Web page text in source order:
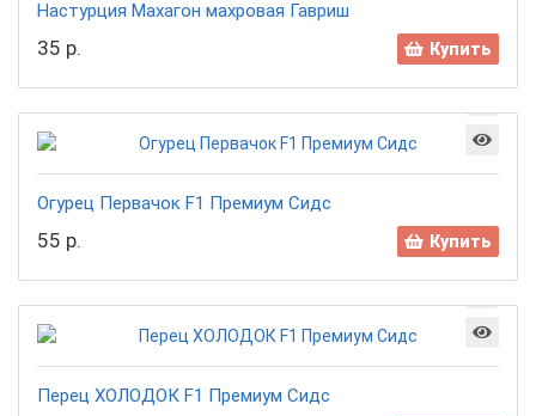
Настурция Махагон махровая Гавриш
35 р. Купить
Огурец Первачок F1 Премиум Сидс
55 р. Купить
Перец ХОЛОДОК F1 Премиум Сидс